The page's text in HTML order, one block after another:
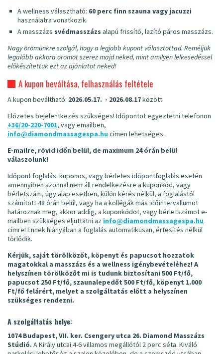
A wellness választható: 60 perc finn szauna vagy jacuzzi
használatra vonatkozik.
A masszázs svédmasszázs alapú frissítő, lazító páros masszázs.
Nagy örömünkre szolgál, hogy a legjobb kupont választottad. Reméljük
legalább akkora örömöt szerez majd neked, mint amilyen lelkesedéssel
előkészítettük ezt az ajánlatot neked!
A kupon beváltása, felhasználás feltétele
A kupon beváltható: 2026.05.17. - 2026.08.17között
Előzetes bejelentkezés szükséges! Időpontot egyeztetni telefonon
+36/20-220-7001, vagy emailben,
info@diamondmassagespa.hu címen lehetséges.
E-mailre, rövid időn belül, de maximum 24 órán belül
válaszolunk!
Időpont foglalás: kuponos, vagy bérletes időpontfoglalás esetén
amennyiben azonnal nem áll rendelkezésre a kuponkód, vagy
bérletszám, úgy alap esetben, külön kérés nélkül, a foglalástól
számított 48 órán belül, vagy ha a kollégák más időintervallumot
határoznak meg, akkor addig, a kuponkódot, vagy bérletszámot e-
mailben szükséges eljuttatni az info@diamondmassagespa.hu
címre! Ennek hiányában a foglalás automatikusan, értesítés nélkül
törlődik.
Kérjük, saját törölközőt, köpenyt és papucsot hozzatok
magatokkal a masszázs és a wellness igénybevételéhez! A
helyszínen törölközőt mi is tudunk biztosítani 500 Ft/fő,
papucsot 250 Ft/fő, szaunalepedőt 500 Ft/fő, köpenyt 1.000
Ft/fő felárért, melyet a szolgáltatás előtt a helyszínen
szükséges rendezni.
A szolgáltatás helye:
1074 Budapest, VII. ker. Csengery utca 26. Diamond Masszázs
Stúdió. A Király utcai 4-6 villamos megállótól 2 perc séta. Kiváló